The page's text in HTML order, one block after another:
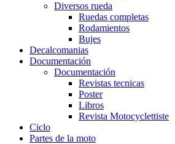
Diversos rueda
Ruedas completas
Rodamientos
Bujes
Decalcomanias
Documentación
Documentación
Revistas tecnicas
Poster
Libros
Revista Motocyclettiste
Ciclo
Partes de la moto